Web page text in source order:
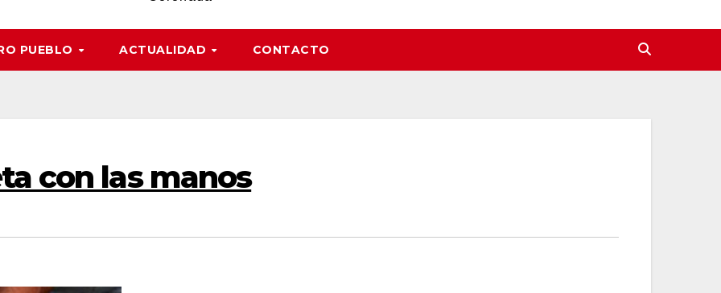
PUEBLO ACTUALIDAD CONTACTO
con las manos